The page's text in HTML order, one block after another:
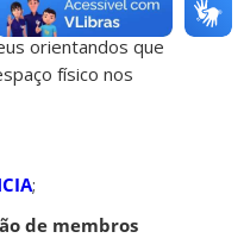
Orientamos
orientandos que
físico nos
;
de membros